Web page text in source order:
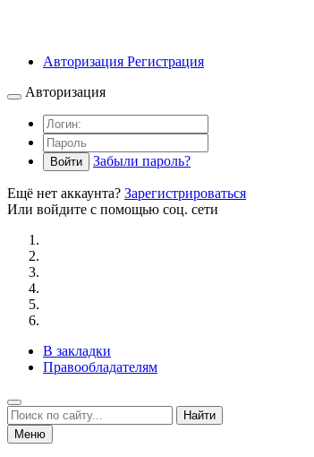
Авторизация Регистрация
Авторизация
Войти Забыли пароль?
Ещё нет аккаунта? Зарегистрироваться
Или войдите с помощью соц. сети
В закладки
Правообладателям
Найти
Меню